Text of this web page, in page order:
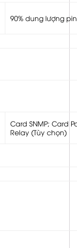
90% dung lượng
Card SNMP; Card
Relay (Tùy chọn)